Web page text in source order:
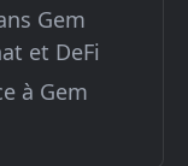
Gem
et DeFi
à Gem